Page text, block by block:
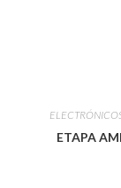
ETAPA